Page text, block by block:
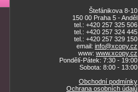
Štefánikova 8-10
150 00 Praha 5 - Anděl
tel.: +420 257 325 506
tel.: +420 257 324 445
tel.: +420 257 329 150
email: info@xcopy.cz
www: www.xcopy.cz
Pondělí-Pátek: 7:30 - 19:00
Sobota: 8:00 - 13:00
Obchodní podmínky
Ochrana osobních údajů